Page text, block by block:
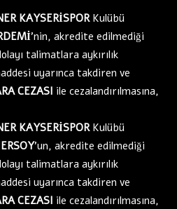
KAYSERİSPORKulübü
’nin, akredite edilmediği
talimatlara aykırılık
uyarınca takdiren ve
CEZASI ile cezalandırılmasına,
KAYSERİSPORKulübü
’un, akredite edilmediği
talimatlara aykırılık
uyarınca takdiren ve
CEZASI ile cezalandırılmasına,